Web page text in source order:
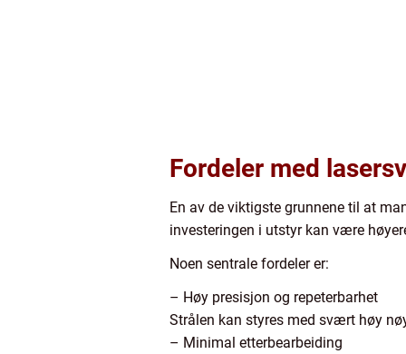
Fordeler med
En av de viktigste grunnene til at
investeringen i utstyr kan være
Noen sentrale fordeler er:
– Høy presisjon og repeterbarhet
Strålen kan styres med svært høy
– Minimal etterbearbeiding